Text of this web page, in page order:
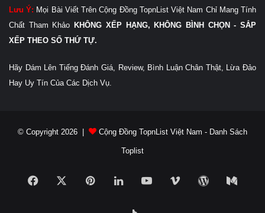
Lưu Ý: Mọi Bài Viết Trên Cộng Đồng TopnList Việt Nam Chỉ Mang Tính
Chất Tham Khảo KHÔNG XẾP HẠNG, KHÔNG BÌNH CHỌN - SẮP
XẾP THEO SỐ THỨ TỰ.
Hãy Dám Lên Tiếng Đánh Giá, Review, Bình Luận Chân Thật, Lừa Đảo
Hay Uy Tín Của Các Dịch Vụ.
© Copyright 2026 | Cộng Đồng TopnList Việt Nam - Danh Sách
Toplist
Facebook PinterestLinkedInYouTubeVimeo WordPress